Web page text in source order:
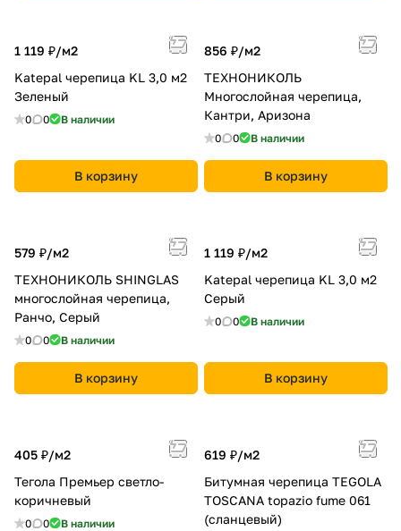
1 119 ₽/м2
Katepal черепица KL 3,0 м2
Зеленый
0 0 В наличии
В корзину
856 ₽/м2
ТЕХНОНИКОЛЬ
Многослойная черепица,
Кантри, Аризона
0 0 В наличии
В корзину
579 ₽/м2
ТЕХНОНИКОЛЬ SHINGLAS
многослойная черепица,
Ранчо, Серый
0 0 В наличии
В корзину
1 119 ₽/м2
Katepal черепица KL 3,0 м2
Серый
0 0 В наличии
В корзину
405 ₽/м2
Тегола Премьер светло-
коричневый
0 0 В наличии
619 ₽/м2
Битумная черепица TEGOLA
TOSCANA topazio fume 061
(сланцевый)